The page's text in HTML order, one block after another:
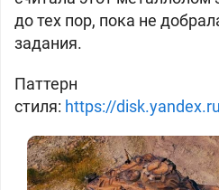
до тех пор, пока не
задания.
Паттерн
стиля: https://